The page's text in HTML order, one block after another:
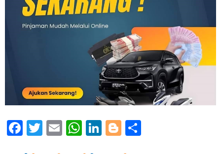
Facebook
Twitter
EmailWhatsApp
LinkedIn
Blogger